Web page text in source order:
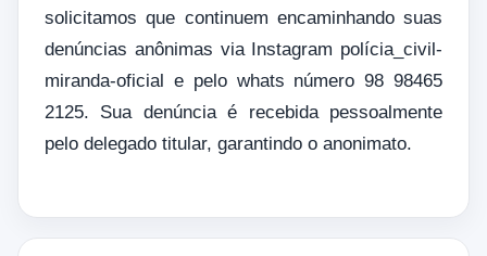
solicitamos que continuem encaminhando suas
denúncias anônimas via Instagram polícia_civil-
miranda-oficial e pelo whats número 98 98465
2125. Sua denúncia é recebida pessoalmente
pelo delegado titular, garantindo o anonimato.